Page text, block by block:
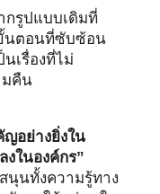
กรูปแบบเดิมที่
นตอนที่ซับซ้อน
เรื่องที่ไม่
มคืน
ญอย่างยิ่งใน
ในองค์กร”
นุนทั้งความรู้ทาง